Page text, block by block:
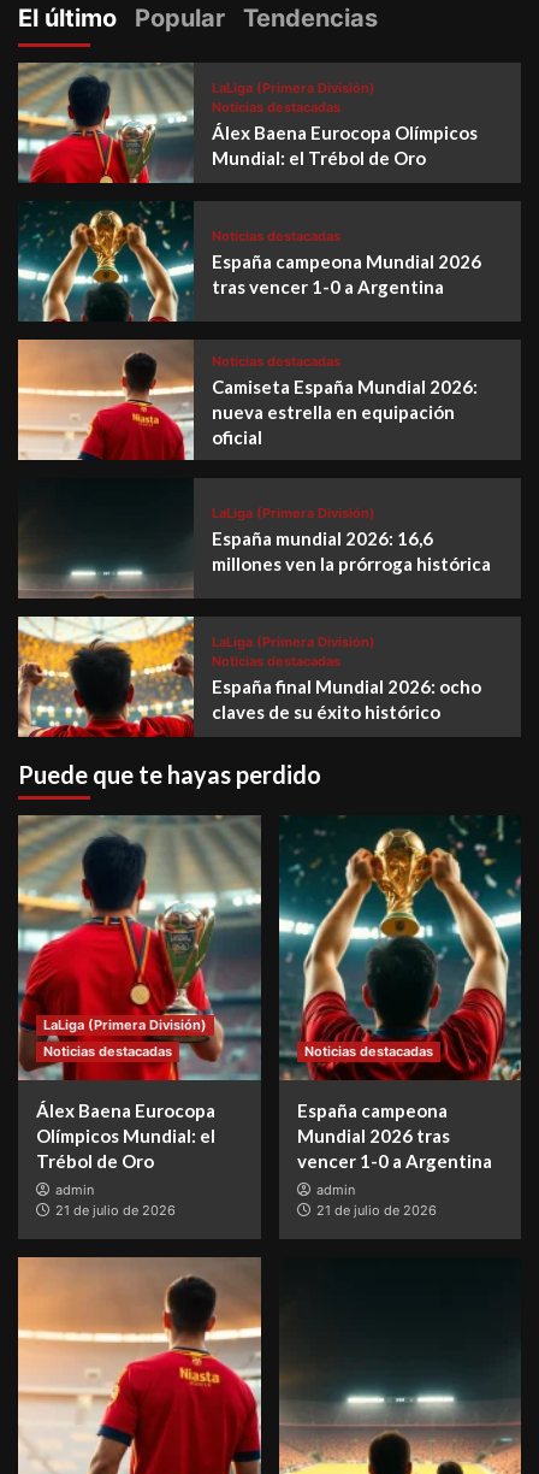
El último Popular Tendencias
LaLiga (Primera División)
Noticias destacadas
Álex Baena Eurocopa Olímpicos
Mundial: el Trébol de Oro
Noticias destacadas
España campeona Mundial 2026
tras vencer 1-0 a Argentina
Noticias destacadas
Camiseta España Mundial 2026:
nueva estrella en equipación
oficial
LaLiga (Primera División)
España mundial 2026: 16,6
millones ven la prórroga histórica
LaLiga (Primera División)
Noticias destacadas
España final Mundial 2026: ocho
claves de su éxito histórico
Puede que te hayas perdido
LaLiga (Primera División)
Noticias destacadas
Álex Baena Eurocopa
Olímpicos Mundial: el
Trébol de Oro
admin
21 de julio de 2026
Noticias destacadas
España campeona
Mundial 2026 tras
vencer 1-0 a Argentina
admin
21 de julio de 2026